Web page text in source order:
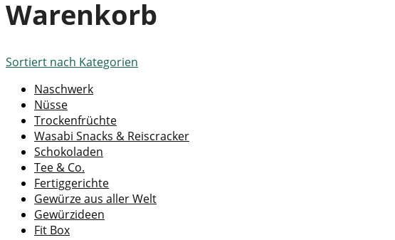
Warenkorb
Sortiert nach Kategorien
Naschwerk
Nüsse
Trockenfrüchte
Wasabi Snacks & Reiscracker
Schokoladen
Tee & Co.
Fertiggerichte
Gewürze aus aller Welt
Gewürzideen
Fit Box